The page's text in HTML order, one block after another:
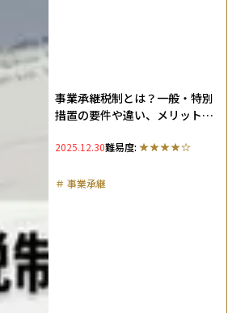
事業承継税制とは？一般・特別
措置の要件や違い、メリット・
すく解説
2025.12.30難易度:
＃ 事業承継